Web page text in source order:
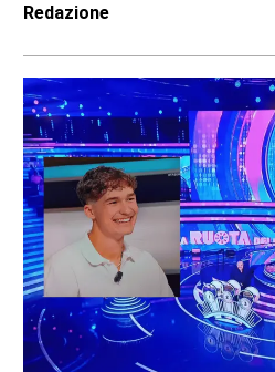
Redazione